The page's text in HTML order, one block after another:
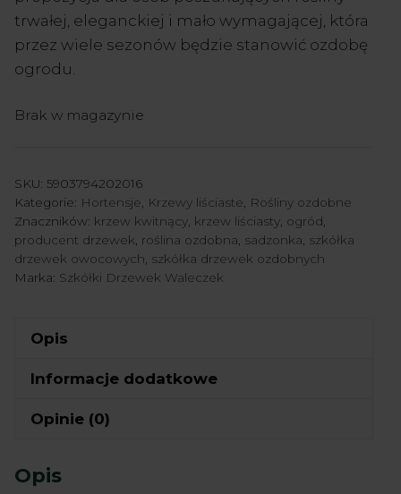
trwałej, eleganckiej i mało wymagającej, która
przez wiele sezonów będzie stanowić ozdobę
ogrodu.
Brak w magazynie
SKU: 5903794202016
Kategorie: Hortensje, Krzewy liściaste, Rośliny ozdobne
Znaczników: krzew kwitnący, krzew liściasty, ogród,
producent drzewek, roślina ozdobna, sadzonka, szkółka
drzewek owocowych, szkółka drzewek ozdobnych
Marka: Szkółki Drzewek Waleczek
Opis
Informacje dodatkowe
Opinie (0)
Opis